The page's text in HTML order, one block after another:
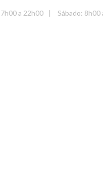
a 22h00 | Sábado: 8h00